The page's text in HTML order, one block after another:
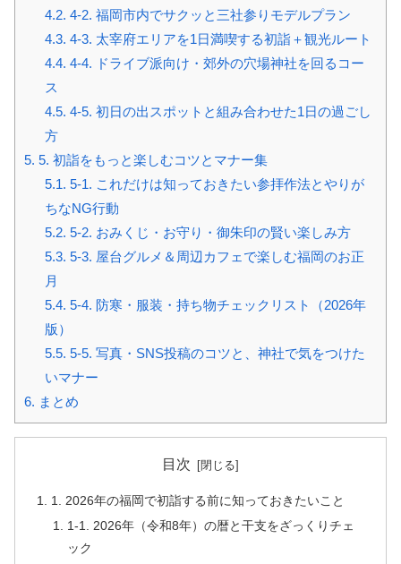
4.2. 4-2. 福岡市内でサクッと三社参りモデルプラン
4.3. 4-3. 太宰府エリアを1日満喫する初詣＋観光ルート
4.4. 4-4. ドライブ派向け・郊外の穴場神社を回るコー
ス
4.5. 4-5. 初日の出スポットと組み合わせた1日の過ごし
方
5. 5. 初詣をもっと楽しむコツとマナー集
5.1. 5-1. これだけは知っておきたい参拝作法とやりが
ちなNG行動
5.2. 5-2. おみくじ・お守り・御朱印の賢い楽しみ方
5.3. 5-3. 屋台グルメ＆周辺カフェで楽しむ福岡のお正
月
5.4. 5-4. 防寒・服装・持ち物チェックリスト（2026年
版）
5.5. 5-5. 写真・SNS投稿のコツと、神社で気をつけた
いマナー
6. まとめ
目次
1. 2026年の福岡で初詣する前に知っておきたいこと
1-1. 2026年（令和8年）の暦と干支をざっくりチェ
ック